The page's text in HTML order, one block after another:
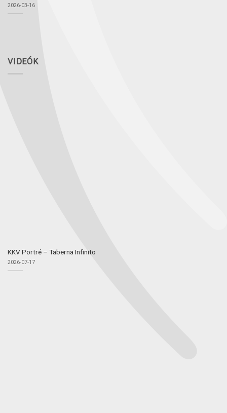
2026-03-16
VIDEÓK
KKV Portré – Taberna Infinito
2026-07-17